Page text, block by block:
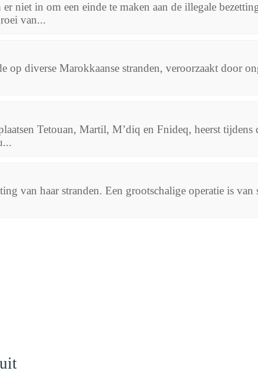
niet in om een einde te maken aan de illegale
van...
op diverse Marokkaanse stranden, veroorzaakt door
Tetouan, Martil, M’diq en Fnideq, heerst tijdens
van haar stranden. Een grootschalige operatie is van